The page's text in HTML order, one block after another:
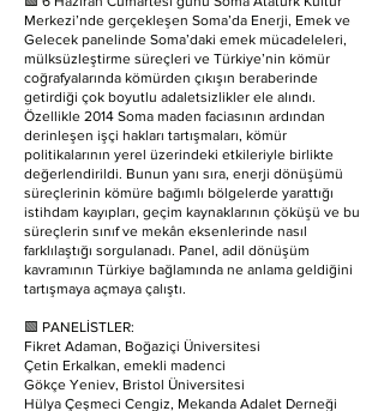
Merkezi’nde gerçekleşen Soma’da Enerji, Emek ve
Gelecek panelinde Soma’daki emek mücadeleleri,
mülksüzleştirme süreçleri ve Türkiye’nin kömür
coğrafyalarında kömürden çıkışın beraberinde
getirdiği çok boyutlu adaletsizlikler ele alındı.
Özellikle 2014 Soma maden faciasının ardından
derinleşen işçi hakları tartışmaları, kömür
politikalarının yerel üzerindeki etkileriyle birlikte
değerlendirildi. Bunun yanı sıra, enerji dönüşümü
süreçlerinin kömüre bağımlı bölgelerde yarattığı
istihdam kayıpları, geçim kaynaklarının çöküşü ve bu
süreçlerin sınıf ve mekân eksenlerinde nasıl
farklılaştığı sorgulanadı. Panel, adil dönüşüm
kavramının Türkiye bağlamında ne anlama geldiğini
tartışmaya açmaya çalıştı.
🟩 PANELİSTLER:
Fikret Adaman, Boğaziçi Üniversitesi
Çetin Erkalkan, emekli madenci
Gökçe Yeniev, Bristol Üniversitesi
Hülya Çeşmeci Cengiz, Mekanda Adalet Derneği